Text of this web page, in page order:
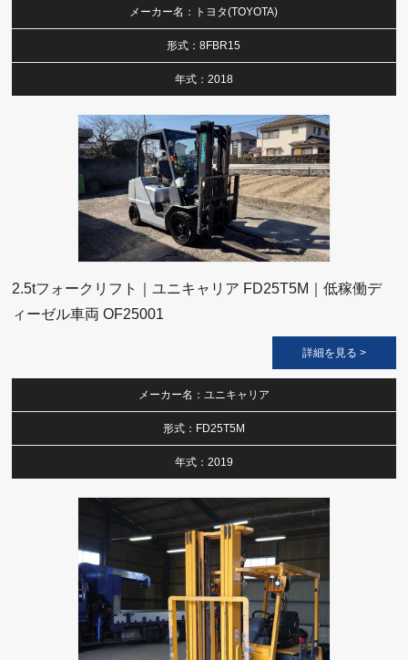
メーカー名：トヨタ(TOYOTA)
形式：8FBR15
年式：2018
2.5tフォークリフト｜ユニキャリア FD25T5M｜低稼働デ
ィーゼル車両 OF25001
詳細を見る >
メーカー名：ユニキャリア
形式：FD25T5M
年式：2019